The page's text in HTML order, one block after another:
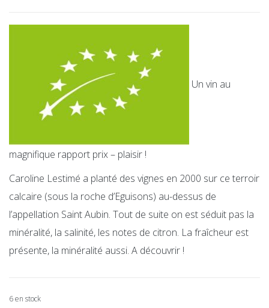
Un vin au
magnifique rapport prix – plaisir !
Caroline Lestimé a planté des vignes en 2000 sur ce terroir
calcaire (sous la roche d’Eguisons) au-dessus de
l’appellation Saint Aubin. Tout de suite on est séduit pas la
minéralité, la salinité, les notes de citron. La fraîcheur est
présente, la minéralité aussi. A découvrir !
6 en stock